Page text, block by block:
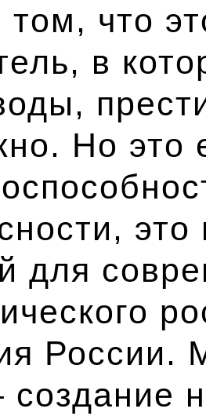
том, что
в
Но это
для
России.
создание